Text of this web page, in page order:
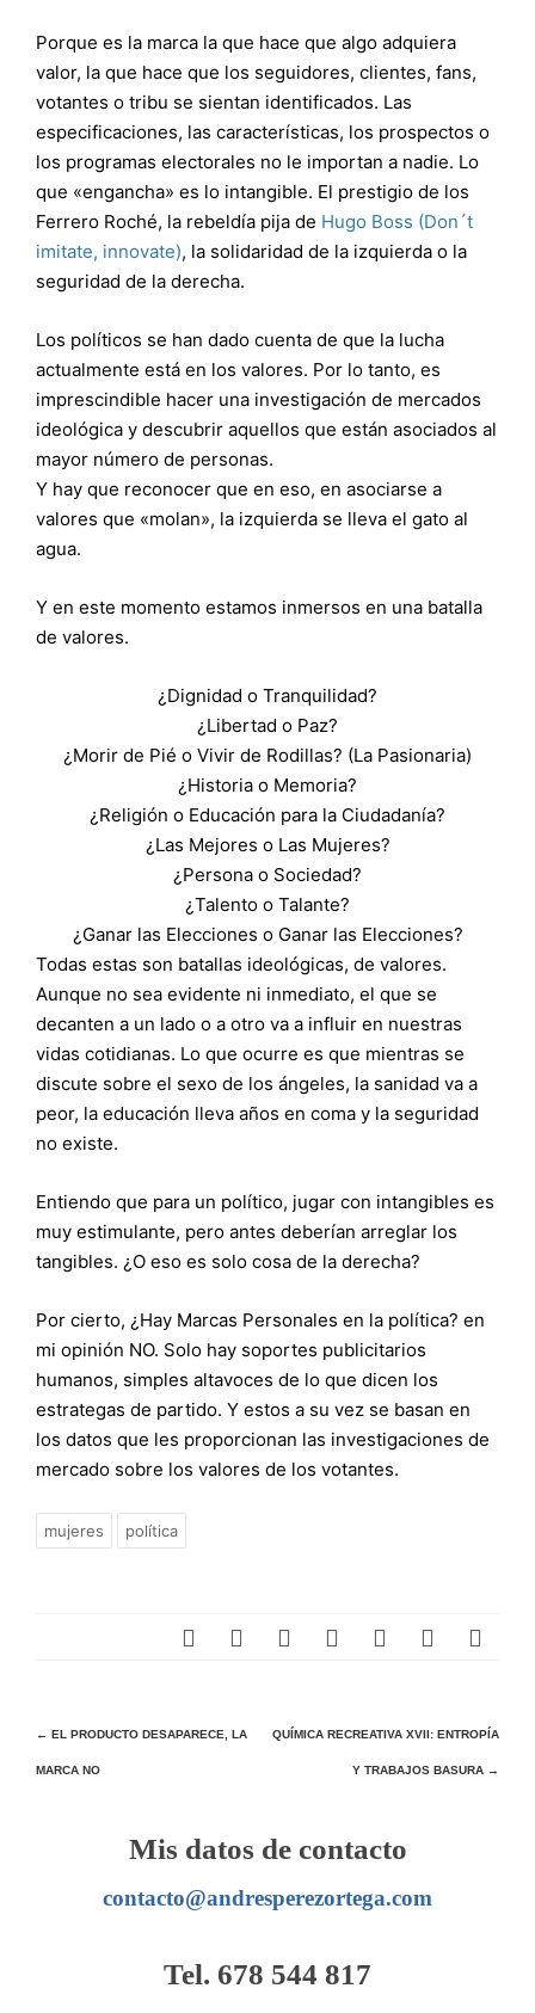
Porque es la marca la que hace que algo adquiera
valor, la que hace que los seguidores, clientes, fans,
votantes o tribu se sientan identificados. Las
especificaciones, las características, los prospectos o
los programas electorales no le importan a nadie. Lo
que «engancha» es lo intangible. El prestigio de los
Ferrero Roché, la rebeldía pija de Hugo Boss (Don´t
imitate, innovate), la solidaridad de la izquierda o la
seguridad de la derecha.
Los políticos se han dado cuenta de que la lucha
actualmente está en los valores. Por lo tanto, es
imprescindible hacer una investigación de mercados
ideológica y descubrir aquellos que están asociados al
mayor número de personas.
Y hay que reconocer que en eso, en asociarse a
valores que «molan», la izquierda se lleva el gato al
agua.
Y en este momento estamos inmersos en una batalla
de valores.
¿Dignidad o Tranquilidad?
¿Libertad o Paz?
¿Morir de Pié o Vivir de Rodillas? (La Pasionaria)
¿Historia o Memoria?
¿Religión o Educación para la Ciudadanía?
¿Las Mejores o Las Mujeres?
¿Persona o Sociedad?
¿Talento o Talante?
¿Ganar las Elecciones o Ganar las Elecciones?
Todas estas son batallas ideológicas, de valores.
Aunque no sea evidente ni inmediato, el que se
decanten a un lado o a otro va a influir en nuestras
vidas cotidianas. Lo que ocurre es que mientras se
discute sobre el sexo de los ángeles, la sanidad va a
peor, la educación lleva años en coma y la seguridad
no existe.
Entiendo que para un político, jugar con intangibles es
muy estimulante, pero antes deberían arreglar los
tangibles. ¿O eso es solo cosa de la derecha?
Por cierto, ¿Hay Marcas Personales en la política? en
mi opinión NO. Solo hay soportes publicitarios
humanos, simples altavoces de lo que dicen los
estrategas de partido. Y estos a su vez se basan en
los datos que les proporcionan las investigaciones de
mercado sobre los valores de los votantes.
mujeres política
Navegación
de
← EL PRODUCTO DESAPARECE, LA
MARCA NO
QUÍMICA RECREATIVA XVII: ENTROPÍA
Y TRABAJOS BASURA →
Mis datos de contacto
contacto@andresperezortega.com
Tel. 678 544 817